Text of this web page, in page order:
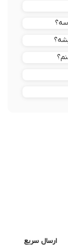
ارسال سریع